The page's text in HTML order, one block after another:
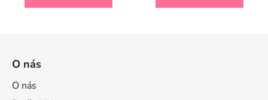
O nás
O nás